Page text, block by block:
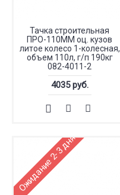
Тачка строительная
ПРО-110ММ оц. кузов
литое колесо 1-колесная,
объем 110л, г/п 190кг
082-4011-2
4035 руб.
Ожидание 2-3 дня